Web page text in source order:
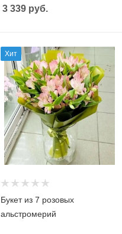
3 339 руб.
Хит
Букет из 7 розовых
альстромерий